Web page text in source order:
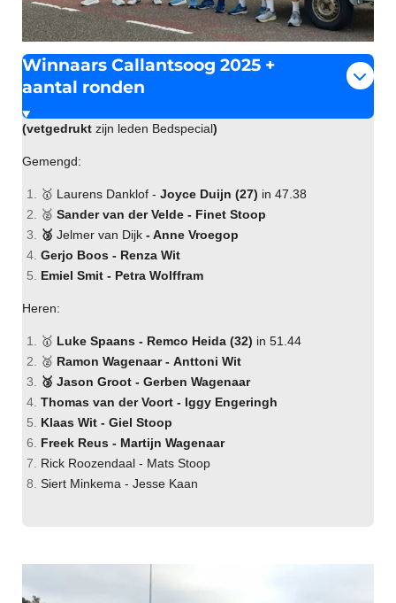
Winnaars Callantsoog 2025 +
aantal ronden
(vetgedrukt zijn leden Bedspecial)
Gemengd:
🥇 Laurens Danklof - Joyce Duijn (27) in 47.38
🥈 Sander van der Velde - Finet Stoop
🥉 Jelmer van Dijk - Anne Vroegop
Gerjo Boos - Renza Wit
Emiel Smit - Petra Wolffram
Heren:
🥇 Luke Spaans - Remco Heida (32) in 51.44
🥈 Ramon Wagenaar - Anttoni Wit
🥉 Jason Groot - Gerben Wagenaar
Thomas van der Voort - Iggy Engeringh
Klaas Wit - Giel Stoop
Freek Reus - Martijn Wagenaar
Rick Roozendaal - Mats Stoop
Siert Minkema - Jesse Kaan